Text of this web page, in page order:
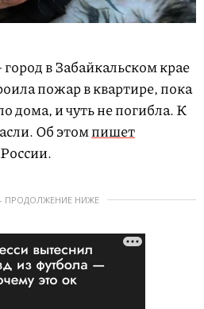
в Забайкальском крае
пожар в квартире, пока
дома, и чуть не погибла. К
Об этомпишет
ПРОДОЛЖЕНИЕ НИЖЕ